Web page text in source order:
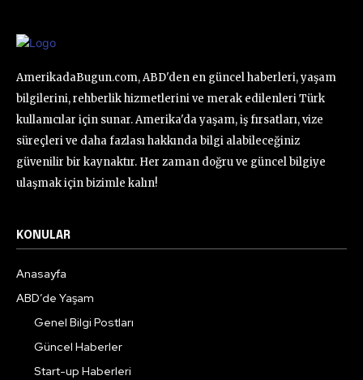
AmerikadaBugun.com, ABD'den en güncel haberleri, yaşam
bilgilerini, rehberlik hizmetlerini ve merak edilenleri Türk
kullanıcılar için sunar. Amerika'da yaşam, iş fırsatları, vize
süreçleri ve daha fazlası hakkında bilgi alabileceğiniz
güvenilir bir kaynaktır. Her zaman doğru ve güncel bilgiye
ulaşmak için bizimle kalın!
KONULAR
Anasayfa
ABD’de Yaşam
Genel Bilgi Postları
Güncel Haberler
Start-up Haberleri